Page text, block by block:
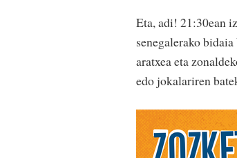
Eta, adi! 21:30ean
senegalerako
aratxea eta
edo jokalariren